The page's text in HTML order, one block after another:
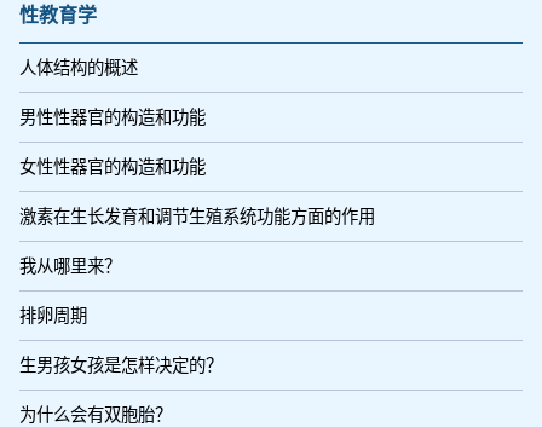
性教育学
人体结构的概述
男性性器官的构造和功能
女性性器官的构造和功能
激素在生长发育和调节生殖系统功能方面的作用
我从哪里来？
排卵周期
生男孩女孩是怎样决定的？
为什么会有双胞胎？